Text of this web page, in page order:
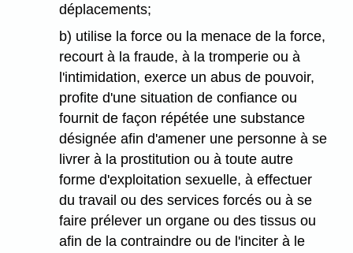
déplacements;
b) utilise la force ou la menace de la force,
recourt à la fraude, à la tromperie ou à
l'intimidation, exerce un abus de pouvoir,
profite d'une situation de confiance ou
fournit de façon répétée une substance
désignée afin d'amener une personne à se
livrer à la prostitution ou à toute autre
forme d'exploitation sexuelle, à effectuer
du travail ou des services forcés ou à se
faire prélever un organe ou des tissus ou
afin de la contraindre ou de l'inciter à le